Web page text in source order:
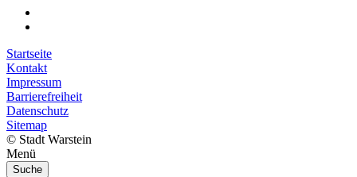
Startseite
Kontakt
Impressum
Barrierefreiheit
Datenschutz
Sitemap
© Stadt Warstein
Menü
Suche